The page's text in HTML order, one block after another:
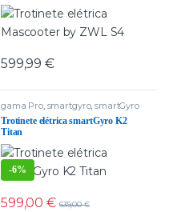
599,99€
gama Pro, smartgyro,smartGyro
Trotinete elétrica smartGyro K2
Titan
-6%
599,00€ 639,00€